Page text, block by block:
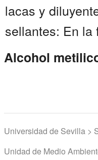
lacas y
sellantes: En la
Alcohol
Universidad de Sevilla >
Unidad de Medio